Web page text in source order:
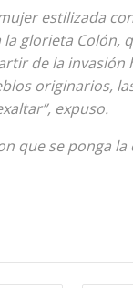
estilizada
glorieta Colón,
de la invasión
originarios,
expuso.
que se ponga